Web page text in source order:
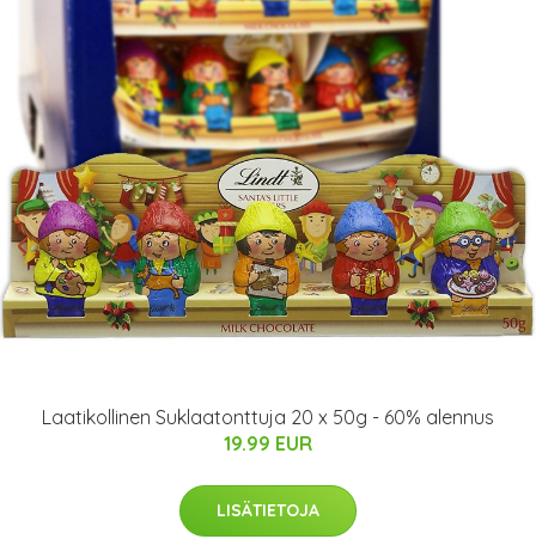
Laatikollinen Suklaatonttuja 20 x 50g - 60% alennus
19.99 EUR
LISÄTIETOJA